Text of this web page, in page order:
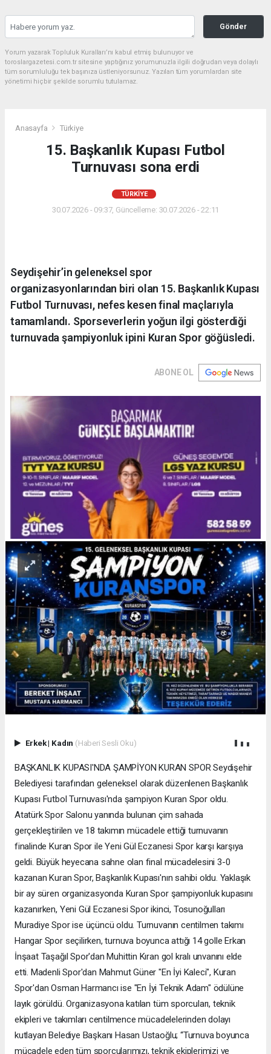
Gönder
Yorum yazarak Topluluk Kuralları’nı kabul etmiş bulunuyor ve
toroslargazetesi.com.tr sitesine yaptığınız yorumunuzla ilgili doğrudan veya dolaylı
tüm sorumluluğu tek başınıza üstleniyorsunuz. Yazılan tüm yorumlardan site
yönetimi hiçbir şekilde sorumlu tutulamaz.
Anasayfa Türkiye
15. Başkanlık Kupası Futbol
Turnuvası sona erdi
TÜRKIYE
30.07.2026 - 09:37, Güncelleme: 30.07.2026 - 22:11
Seydişehir’in geleneksel spor
organizasyonlarından biri olan 15. Başkanlık Kupası
Futbol Turnuvası, nefes kesen final maçlarıyla
tamamlandı. Sporseverlerin yoğun ilgi gösterdiği
turnuvada şampiyonluk ipini Kuran Spor göğüsledi.
ABONE OL
Erkek| Kadın (Haberi Sesli Oku)
BAŞKANLIK KUPASI'NDA ŞAMPİYON KURAN SPOR Seydişehir
Belediyesi tarafından geleneksel olarak düzenlenen Başkanlık
Kupası Futbol Turnuvası'nda şampiyon Kuran Spor oldu.
Atatürk Spor Salonu yanında bulunan çim sahada
gerçekleştirilen ve 18 takımın mücadele ettiği turnuvanın
finalinde Kuran Spor ile Yeni Gül Eczanesi Spor karşı karşıya
geldi. Büyük heyecana sahne olan final mücadelesini 3-0
kazanan Kuran Spor, Başkanlık Kupası'nın sahibi oldu. Yaklaşık
bir ay süren organizasyonda Kuran Spor şampiyonluk kupasını
kazanırken, Yeni Gül Eczanesi Spor ikinci, Tosunoğulları
Muradiye Spor ise üçüncü oldu. Turnuvanın centilmen takımı
Hangar Spor seçilirken, turnuva boyunca attığı 14 golle Erkan
İnşaat Taşağıl Spor'dan Muhittin Kıran gol kralı unvanını elde
etti. Madenli Spor'dan Mahmut Güner "En İyi Kaleci", Kuran
Spor'dan Osman Harmancı ise "En İyi Teknik Adam" ödülüne
layık görüldü. Organizasyona katılan tüm sporcuları, teknik
ekipleri ve takımları centilmence mücadelelerinden dolayı
kutlayan Belediye Başkanı Hasan Ustaoğlu; “Turnuva boyunca
mücadele eden tüm sporcularımızı, teknik ekiplerimizi ve